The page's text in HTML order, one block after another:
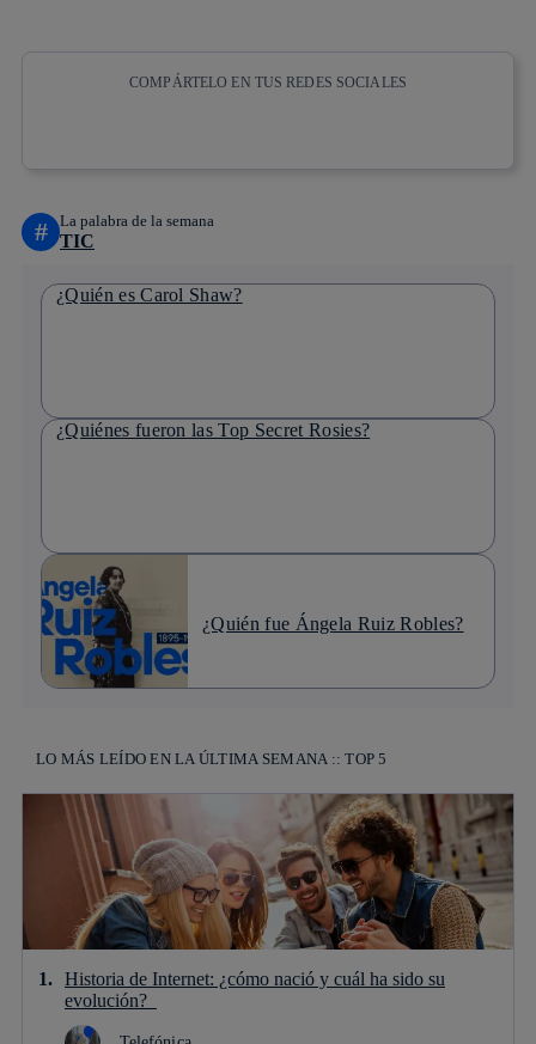
COMPÁRTELO EN TUS REDES SOCIALES
# La palabra de la semana
TIC
¿Quién es Carol Shaw?
¿Quiénes fueron las Top Secret Rosies?
¿Quién fue Ángela Ruiz Robles?
LO MÁS LEÍDO EN LA ÚLTIMA SEMANA :: TOP 5
Historia de Internet: ¿cómo nació y cuál ha sido su
evolución?